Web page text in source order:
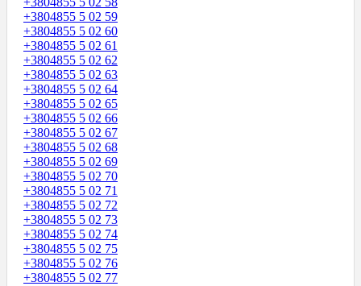
+3804855 5 02 59
+3804855 5 02 60
+3804855 5 02 61
+3804855 5 02 62
+3804855 5 02 63
+3804855 5 02 64
+3804855 5 02 65
+3804855 5 02 66
+3804855 5 02 67
+3804855 5 02 68
+3804855 5 02 69
+3804855 5 02 70
+3804855 5 02 71
+3804855 5 02 72
+3804855 5 02 73
+3804855 5 02 74
+3804855 5 02 75
+3804855 5 02 76
+3804855 5 02 77